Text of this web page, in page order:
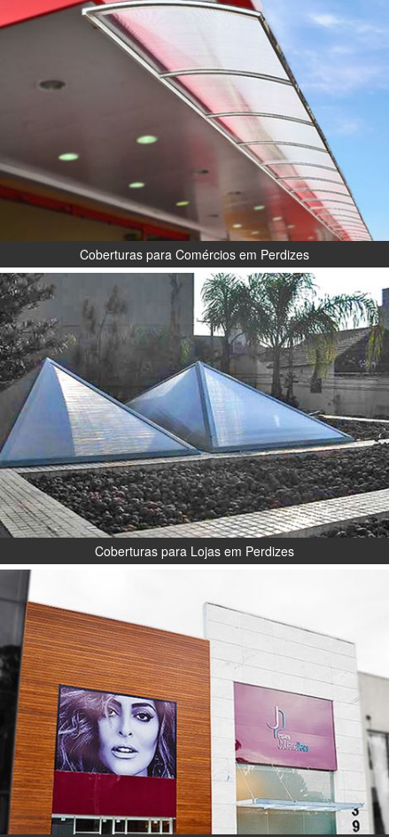
Coberturas para Comércios em Perdizes
Coberturas para Lojas em Perdizes